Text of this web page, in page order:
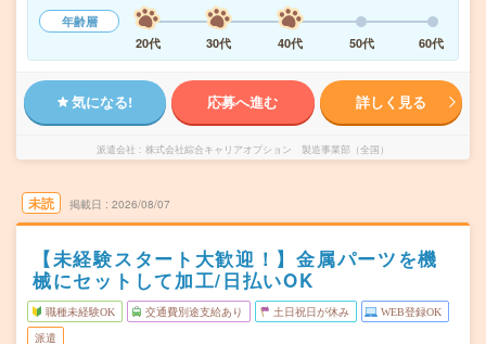
年齢層
20代
30代 40代 50代 60代
気になる! 応募へ進む 詳しく見る
派遣会社 株式会社綜合キャリアオプション 製造事業部（全国）
未読 掲載日 2026/08/07
【未経験スタート大歓迎！】金属パーツを機
械にセットして加工/日払いOK
職種未経験OK 交通費別途支給あり 土日祝日が休み WEB登録OK
派遣